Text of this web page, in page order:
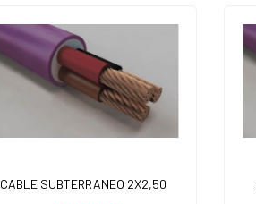
CABLE SUBTERRANEO 2X2,50